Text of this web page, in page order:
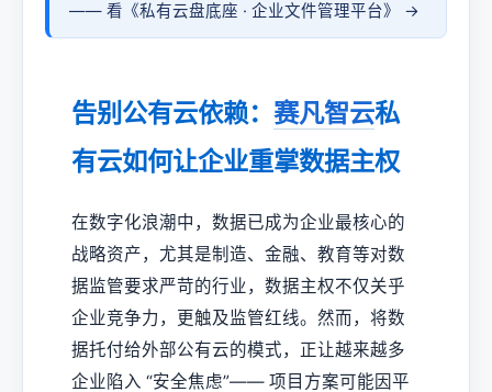
—— 看《私有云盘底座 · 企业文件管理平台》 →
告别公有云依赖： 赛凡智云私
有云如何让企业重掌数据主权
在数字化浪潮中，数据已成为企业最核心的
战略资产，尤其是制造、金融、教育等对数
据监管要求严苛的行业，数据主权不仅关乎
企业竞争力，更触及监管红线。然而，将数
据托付给外部公有云的模式，正让越来越多
企业陷入 “安全焦虑”—— 项目方案可能因平